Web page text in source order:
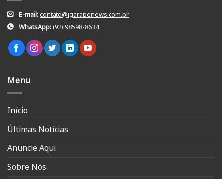
E-mail:contato@igarapenews.com.br
WhatsApp:(92) 98598-8634
Menu
Início
Últimas Notícias
Anuncie Aqui
Sobre Nós